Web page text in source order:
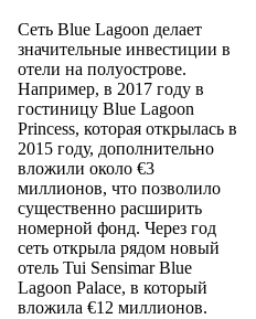
Сеть Blue Lagoon делает
значительные инвестиции в
отели на полуострове.
Например, в 2017 году в
гостиницу Blue Lagoon
Princess, которая открылась в
2015 году, дополнительно
вложили около €3
миллионов, что позволило
существенно расширить
номерной фонд. Через год
сеть открыла рядом новый
отель Tui Sensimar Blue
Lagoon Palace, в который
вложила €12 миллионов.